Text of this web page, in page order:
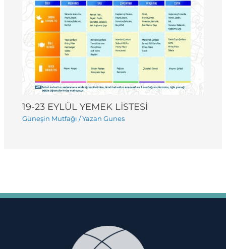
19-23 EYLÜL YEMEK LİSTESİ
Güneşin Mutfağı / Yazan Gunes